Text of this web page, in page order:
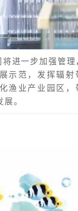
进一步加强管理
示范，发挥辐射
渔业产业园区，
。